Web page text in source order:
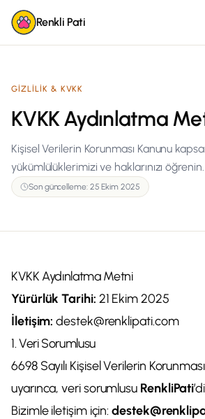
Renkli Pati
GIZLILIK & KVKK
KVKK Aydınlatma
Kişisel Verilerin Korunması Kanunu
yükümlülüklerimizi ve haklarınızı öğrenin.
Son güncelleme: 25 Ekim 2025
KVKK Aydınlatma Metni
Yürürlük Tarihi: 21 Ekim 2025
İletişim: destek@renklipati.com
1. Veri Sorumlusu
6698 Sayılı Kişisel Verilerin
uyarınca, veri sorumlusu RenkliPati
Bizimle iletişim için: